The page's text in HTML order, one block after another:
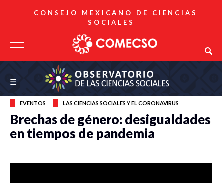
CONSEJO MEXICANO DE CIENCIAS
SOCIALES
Observatorio de las Ciencias Sociales
☰
EVENTOS LAS CIENCIAS SOCIALES Y EL CORONAVIRUS
Brechas de género: desigualdades
en tiempos de pandemia